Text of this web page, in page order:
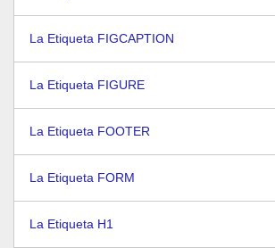
La Etiqueta FIGCAPTION
La Etiqueta FIGURE
La Etiqueta FOOTER
La Etiqueta FORM
La Etiqueta H1